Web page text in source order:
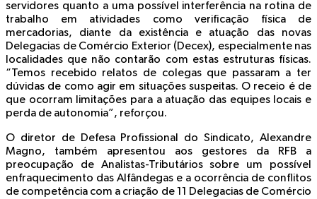
servidores quanto a uma possível interferência na rotina de
trabalho em atividades como verificação física de
mercadorias, diante da existência e atuação das novas
Delegacias de Comércio Exterior (Decex), especialmente nas
localidades que não contarão com estas estruturas físicas.
“Temos recebido relatos de colegas que passaram a ter
dúvidas de como agir em situações suspeitas. O receio é de
que ocorram limitações para a atuação das equipes locais e
perda de autonomia”, reforçou.
O diretor de Defesa Profissional do Sindicato, Alexandre
Magno, também apresentou aos gestores da RFB a
preocupação de Analistas-Tributários sobre um possível
enfraquecimento das Alfândegas e a ocorrência de conflitos
de competência com a criação de 11 Delegacias de Comércio